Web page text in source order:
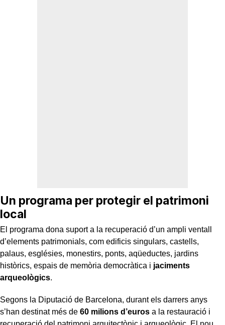
Un programa per protegir el patrimoni
local
El programa dona suport a la recuperació d’un ampli ventall
d’elements patrimonials, com edificis singulars, castells,
palaus, esglésies, monestirs, ponts, aqüeductes, jardins
històrics, espais de memòria democràtica i jaciments
arqueològics.
Segons la Diputació de Barcelona, durant els darrers anys
s’han destinat més de 60 milions d’euros a la restauració i